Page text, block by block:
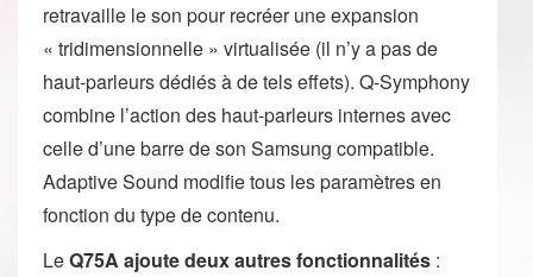
retravaille le son pour recréer une expansion
« tridimensionnelle » virtualisée (il n’y a pas de
haut-parleurs dédiés à de tels effets). Q-Symphony
combine l’action des haut-parleurs internes avec
celle d’une barre de son Samsung compatible.
Adaptive Sound modifie tous les paramètres en
fonction du type de contenu.
LeQ75A ajoute deux autres fonctionnalités :